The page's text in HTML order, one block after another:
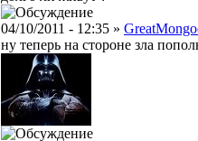
04/10/2011 - 12:35 »
ну теперь на стороне зла